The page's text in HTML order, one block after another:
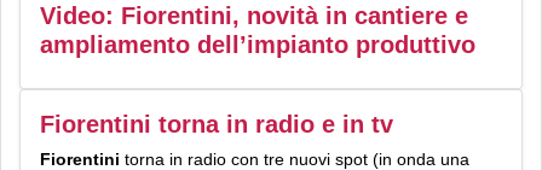
Video: Fiorentini, novità in cantiere e
ampliamento dell’impianto produttivo
Fiorentini torna in radio e in tv
Fiorentini torna in radio con tre nuovi spot (in onda una